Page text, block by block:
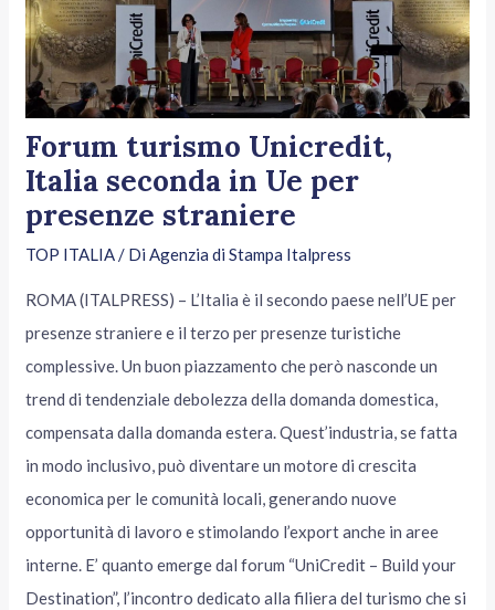
Forum turismo Unicredit,
Italia seconda in Ue per
presenze straniere
TOP ITALIA/ DiAgenzia di Stampa Italpress
ROMA (ITALPRESS) – L’Italia è il secondo paese nell’UE per
presenze straniere e il terzo per presenze turistiche
complessive. Un buon piazzamento che però nasconde un
trend di tendenziale debolezza della domanda domestica,
compensata dalla domanda estera. Quest’industria, se fatta
in modo inclusivo, può diventare un motore di crescita
economica per le comunità locali, generando nuove
opportunità di lavoro e stimolando l’export anche in aree
interne. E’ quanto emerge dal forum “UniCredit – Build your
Destination”, l’incontro dedicato alla filiera del turismo che si